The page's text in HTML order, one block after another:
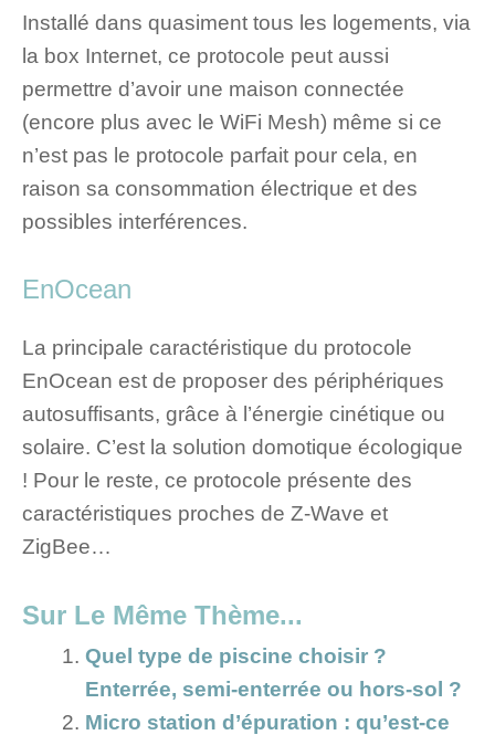
Installé dans quasiment tous les logements, via
la box Internet, ce protocole peut aussi
permettre d’avoir une maison connectée
(encore plus avec le WiFi Mesh) même si ce
n’est pas le protocole parfait pour cela, en
raison sa consommation électrique et des
possibles interférences.
EnOcean
La principale caractéristique du protocole
EnOcean est de proposer des périphériques
autosuffisants, grâce à l’énergie cinétique ou
solaire. C’est la solution domotique écologique
! Pour le reste, ce protocole présente des
caractéristiques proches de Z-Wave et
ZigBee…
Sur Le Même Thème...
Quel type de piscine choisir ?
Enterrée, semi-enterrée ou hors-sol ?
Micro station d’épuration : qu’est-ce